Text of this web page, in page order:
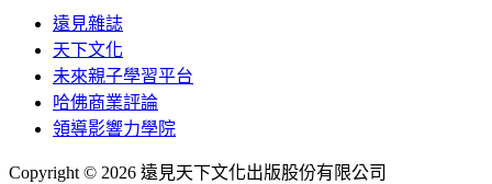
遠見雜誌
天下文化
未來親子學習平台
哈佛商業評論
領導影響力學院
Copyright © 2026 遠見天下文化出版股份有限公司